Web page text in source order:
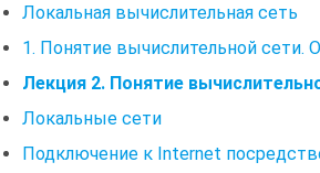
Локальная вычислительная сеть
1. Понятие вычислительной сети.
Лекция 2. Понятие
Локальные сети
Подключение к Internet